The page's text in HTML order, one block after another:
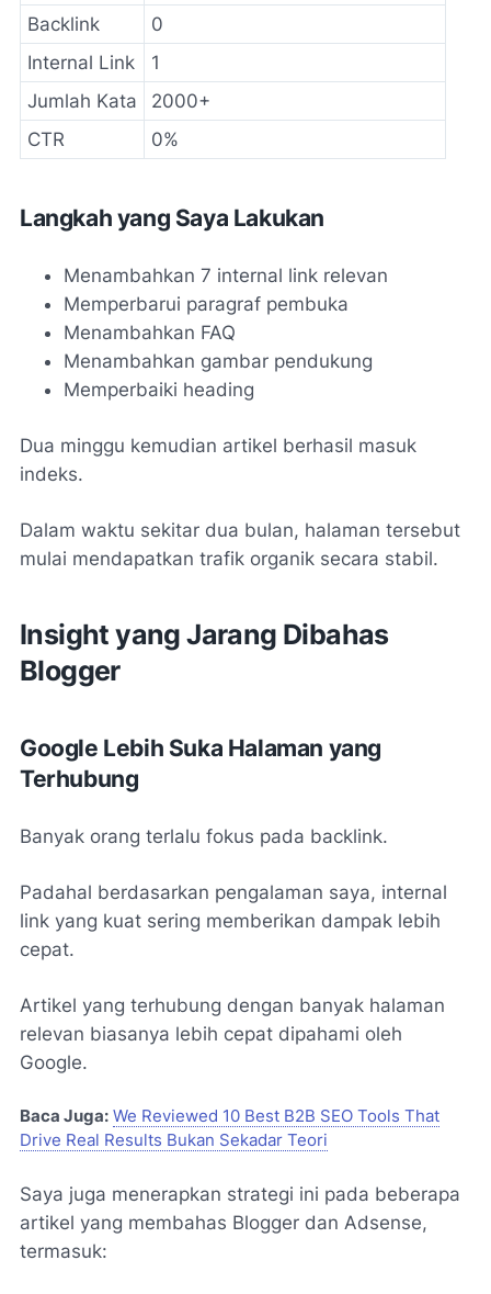
Backlink
0
Internal Link
1
Jumlah Kata
2000+
CTR
0%
Langkah yang Saya Lakukan
Menambahkan 7 internal link relevan
Memperbarui paragraf pembuka
Menambahkan FAQ
Menambahkan gambar pendukung
Memperbaiki heading
Dua minggu kemudian artikel berhasil masuk
indeks.
Dalam waktu sekitar dua bulan, halaman tersebut
mulai mendapatkan trafik organik secara stabil.
Insight yang Jarang Dibahas
Blogger
Google Lebih Suka Halaman yang
Terhubung
Banyak orang terlalu fokus pada backlink.
Padahal berdasarkan pengalaman saya, internal
link yang kuat sering memberikan dampak lebih
cepat.
Artikel yang terhubung dengan banyak halaman
relevan biasanya lebih cepat dipahami oleh
Google.
Baca Juga: We Reviewed 10 Best B2B SEO Tools That
Drive Real Results Bukan Sekadar Teori
Saya juga menerapkan strategi ini pada beberapa
artikel yang membahas Blogger dan Adsense,
termasuk: